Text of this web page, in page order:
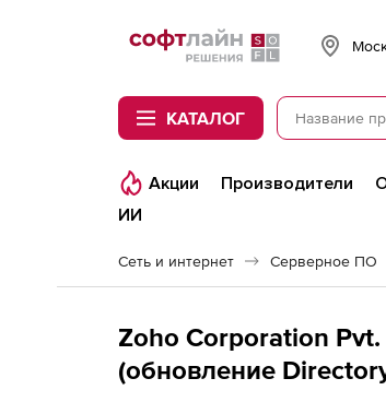
Softline
КАТАЛОГ
Акции Производители
ИИ
Сеть и интернет Серверное ПО
Zoho Corporation
(обновление